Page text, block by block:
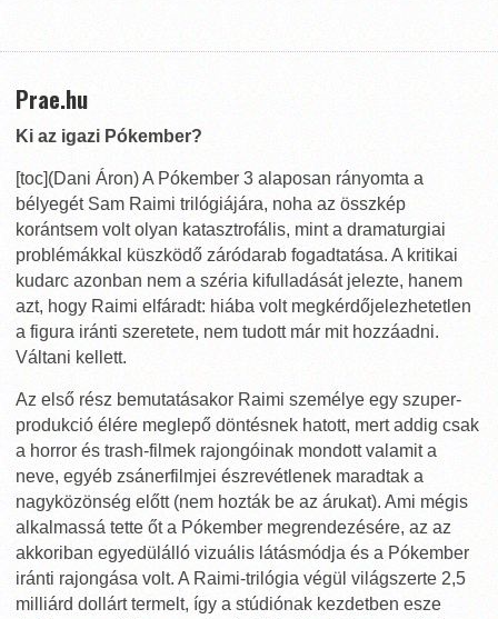
Prae.hu
Ki az igazi Pókember?
[toc](Dani Áron) A Pókember 3 alaposan rányomta a
bélyegét Sam Raimi trilógiájára, noha az összkép
korántsem volt olyan katasztrofális, mint a dramaturgiai
problémákkal küszködő záródarab fogadtatása. A kritikai
kudarc azonban nem a széria kifulladását jelezte, hanem
azt, hogy Raimi elfáradt: hiába volt megkérdőjelezhetetlen
a figura iránti szeretete, nem tudott már mit hozzáadni.
Váltani kellett.
Az első rész bemutatásakor Raimi személye egy szuper-
produkció élére meglepő döntésnek hatott, mert addig csak
a horror és trash-filmek rajongóinak mondott valamit a
neve, egyéb zsánerfilmjei észrevétlenek maradtak a
nagyközönség előtt (nem hozták be az árukat). Ami mégis
alkalmassá tette őt a Pókember megrendezésére, az az
akkoriban egyedülálló vizuális látásmódja és a Pókember
iránti rajongása volt. A Raimi-trilógia végül világszerte 2,5
milliárd dollárt termelt, így a stúdiónak kezdetben esze